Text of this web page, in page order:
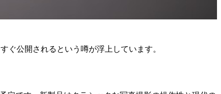
ぐ公開されるという噂が浮上しています。